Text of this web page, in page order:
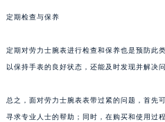
定期检查与保养
定期对劳力士腕表进行检查和保养也是预防此
以保持手表的良好状态，还能及时发现并解决问
总之，面对劳力士腕表表带过紧的问题，首先
寻求专业人士的帮助；同时，在购买和使用过